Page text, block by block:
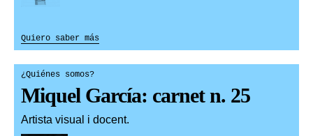
Quiero saber más
¿Quiénes somos?
Miquel García: carnet n. 25
Artista visual i docent.